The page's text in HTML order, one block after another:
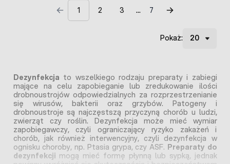
1 2 3 7
Pokaż:
Dezynfekcja to wszelkiego rodzaju preparaty i zabiegi
mające na celu zapobieganie lub zredukowanie ilości
drobnoustrojów odpowiedzialnych za rozprzestrzenianie
się wirusów, bakterii oraz grzybów. Patogeny i
drobnoustroje są najczęstszą przyczyną chorób u ludzi,
zwierząt czy roślin. Dezynfekcja może mieć wymiar
zapobiegawczy, czyli ograniczający ryzyko zakażeń i
chorób, jak również interwencyjny, czyli dezynfekcja w
ognisku choroby, np. Ptasia grypa, czy ASF. Preparaty do
dezynfekcji mogą mieć formę płynną lub sypką, jednak